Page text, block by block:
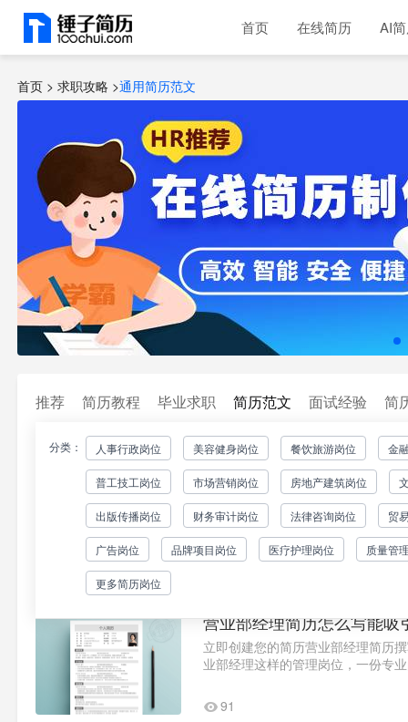
首页 在线简历 AI
首页 > 求职攻略 >通用简历范文
推荐 简历教程 毕业求职 简历范文
分类： 人事行政岗位 美容健身岗位 餐饮旅游岗位 金
普工技工岗位 市场营销岗位 房地产建筑岗位
出版传播岗位 财务审计岗位 法律咨询岗位 贸
广告岗位 品牌项目岗位 医疗护理岗位 质量管
更多简历岗位
面试经验 简
5套专业人事专员简历模板
立即创建您的简历人事专员简历撰
场中，一份优秀的人事专员简历需
格证书实操经验呈现：重点..1
332
营业部经理简历怎么写能吸
立即创建您的简历营业部经理简历
业部经理这样的管理岗位，一份专
91